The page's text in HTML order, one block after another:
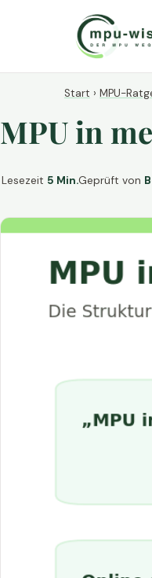
Start › MPU-
MPU in
Lesezeit 5 Min.Geprüft von